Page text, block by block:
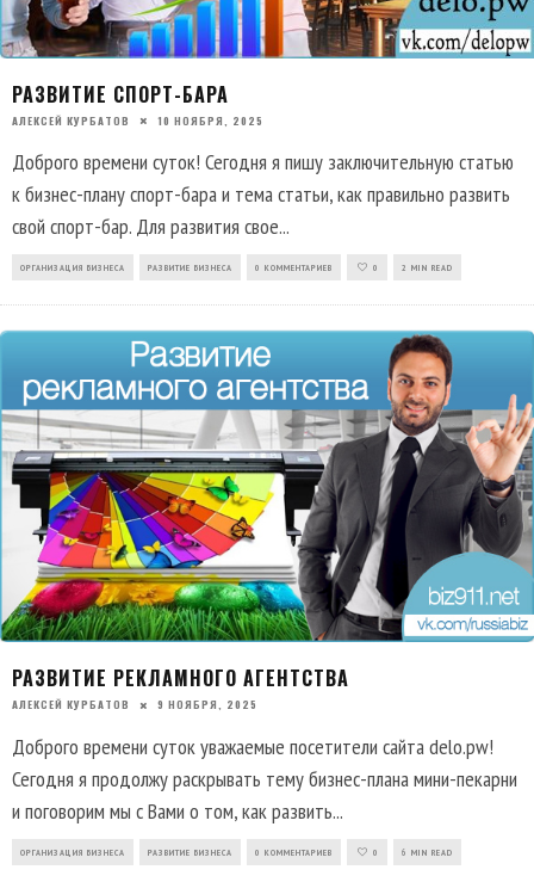
РАЗВИТИЕ СПОРТ-БАРА
АЛЕКСЕЙ КУРБАТОВ 10 НОЯБРЯ, 2025
Доброго времени суток! Сегодня я пишу заключительную статью
к бизнес-плану спорт-бара и тема статьи, как правильно развить
свой спорт-бар. Для развития свое...
ОРГАНИЗАЦИЯ БИЗНЕСА РАЗВИТИЕ БИЗНЕСА 0 КОММЕНТАРИЕВ 0 2 MIN READ
РАЗВИТИЕ РЕКЛАМНОГО АГЕНТСТВА
АЛЕКСЕЙ КУРБАТОВ 9 НОЯБРЯ, 2025
Доброго времени суток уважаемые посетители сайта delo.pw!
Сегодня я продолжу раскрывать тему бизнес-плана мини-пекарни
и поговорим мы с Вами о том, как развить...
ОРГАНИЗАЦИЯ БИЗНЕСА РАЗВИТИЕ БИЗНЕСА 0 КОММЕНТАРИЕВ 0 6 MIN READ